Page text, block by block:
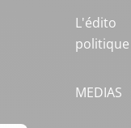
L'édito
politique
MEDIAS